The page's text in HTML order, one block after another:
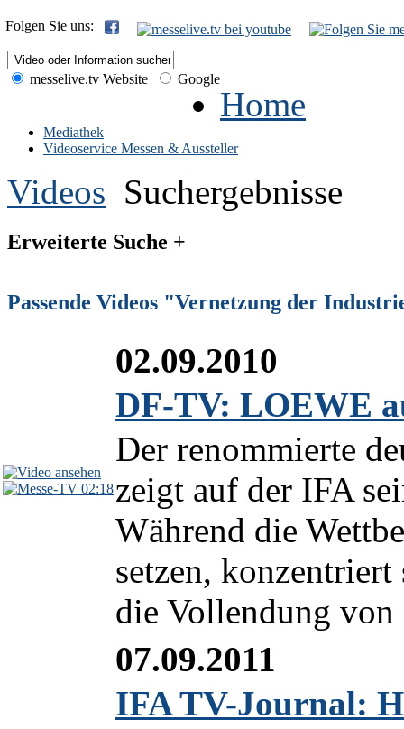
Folgen Sie uns:
messelive.tv Website Google
Home
Mediathek
Videoservice Messen & Aussteller
Videos Suchergebnisse
Erweiterte Suche +
Passende Videos "Vernetzung der
02:18
02.09.2010
DF-TV: LOEWE
Der renommierte
zeigt auf der IFA
Während die
setzen,
die Vollendung
07.09.2011
IFA TV-Journal: